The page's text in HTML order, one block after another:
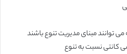
توانند مبنای مدیریت تنوع باشند